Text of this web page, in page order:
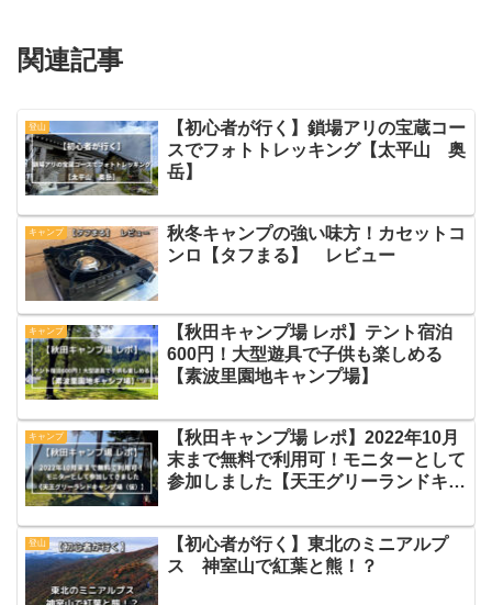
関連記事
登山
【初心者が行く】鎖場アリの宝蔵コー
スでフォトトレッキング【太平山 奥
岳】
キャンプ
秋冬キャンプの強い味方！カセットコ
ンロ【タフまる】 レビュー
キャンプ
【秋田キャンプ場 レポ】テント宿泊
600円！大型遊具で子供も楽しめる
【素波里園地キャンプ場】
キャンプ
【秋田キャンプ場 レポ】2022年10月
末まで無料で利用可！モニターとして
参加しました【天王グリーランドキャ
登山
【初心者が行く】東北のミニアルプ
ス 神室山で紅葉と熊！？